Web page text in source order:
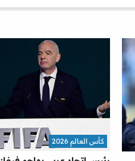
كأس العالم 2026